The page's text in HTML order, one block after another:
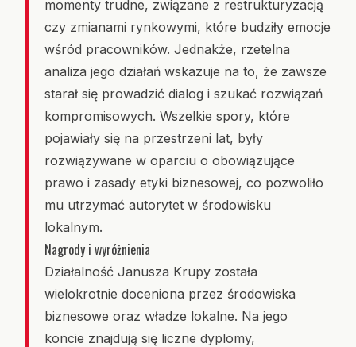
momenty trudne, związane z restrukturyzacją
czy zmianami rynkowymi, które budziły emocje
wśród pracowników. Jednakże, rzetelna
analiza jego działań wskazuje na to, że zawsze
starał się prowadzić dialog i szukać rozwiązań
kompromisowych. Wszelkie spory, które
pojawiały się na przestrzeni lat, były
rozwiązywane w oparciu o obowiązujące
prawo i zasady etyki biznesowej, co pozwoliło
mu utrzymać autorytet w środowisku
lokalnym.
Nagrody i wyróżnienia
Działalność Janusza Krupy została
wielokrotnie doceniona przez środowiska
biznesowe oraz władze lokalne. Na jego
koncie znajdują się liczne dyplomy,